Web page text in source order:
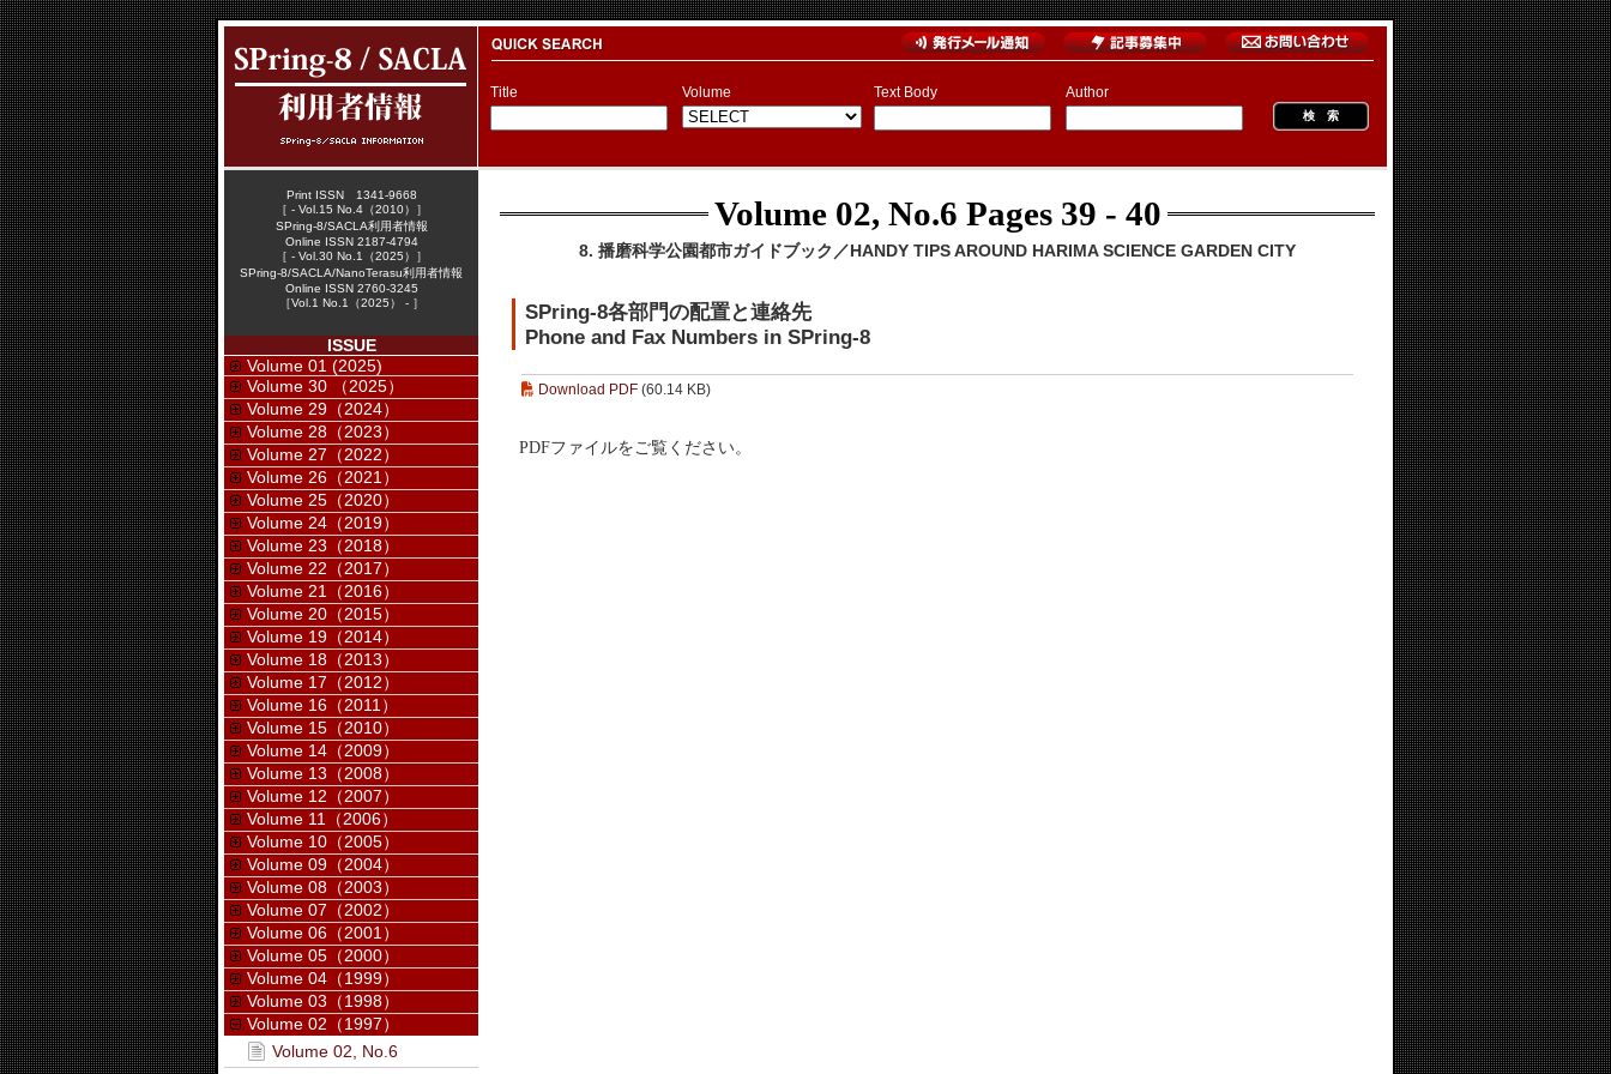
Title Volume Text Body Author
Volume 02, No.6 Pages 39 - 40
8. 播磨科学公園都市ガイドブック／HANDY TIPS AROUND HARIMA SCIENCE GARDEN CITY
SPring-8各部門の配置と連絡先
Phone and Fax Numbers in SPring-8
Download PDF (60.14 KB)
PDFファイルをご覧ください。
Print ISSN 1341-9668
［ - Vol.15 No.4（2010）］
SPring-8/SACLA利用者情報
Online ISSN 2187-4794
［ - Vol.30 No.1（2025）］
SPring-8/SACLA/NanoTerasu利用者情報
Online ISSN 2760-3245
［Vol.1 No.1（2025） - ］
ISSUE
Volume 01 (2025)
Volume 30 （2025）
Volume 29（2024）
Volume 28（2023）
Volume 27（2022）
Volume 26（2021）
Volume 25（2020）
Volume 24（2019）
Volume 23（2018）
Volume 22（2017）
Volume 21（2016）
Volume 20（2015）
Volume 19（2014）
Volume 18（2013）
Volume 17（2012）
Volume 16（2011）
Volume 15（2010）
Volume 14（2009）
Volume 13（2008）
Volume 12（2007）
Volume 11（2006）
Volume 10（2005）
Volume 09（2004）
Volume 08（2003）
Volume 07（2002）
Volume 06（2001）
Volume 05（2000）
Volume 04（1999）
Volume 03（1998）
Volume 02（1997）
Volume 02, No.6